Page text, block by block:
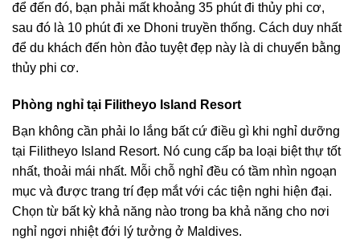
để đến đó, bạn phải mất khoảng 35 phút đi thủy phi cơ,
sau đó là 10 phút đi xe Dhoni truyền thống. Cách duy nhất
để du khách đến hòn đảo tuyệt đẹp này là di chuyển bằng
thủy phi cơ.
Phòng nghỉ tại Filitheyo Island Resort
Bạn không cần phải lo lắng bất cứ điều gì khi nghỉ dưỡng
tại Filitheyo Island Resort. Nó cung cấp ba loại biệt thự tốt
nhất, thoải mái nhất. Mỗi chỗ nghỉ đều có tầm nhìn ngoạn
mục và được trang trí đẹp mắt với các tiện nghi hiện đại.
Chọn từ bất kỳ khả năng nào trong ba khả năng cho nơi
nghỉ ngơi nhiệt đới lý tưởng ở Maldives.